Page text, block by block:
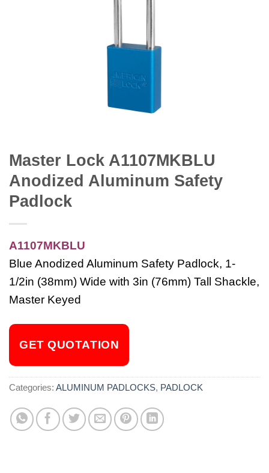
Master Lock A1107MKBLU
Anodized Aluminum Safety
Padlock
A1107MKBLU
Blue Anodized Aluminum Safety Padlock, 1-
1/2in (38mm) Wide with 3in (76mm) Tall Shackle,
Master Keyed
GET QUOTATION
Categories: ALUMINUM PADLOCKS, PADLOCK